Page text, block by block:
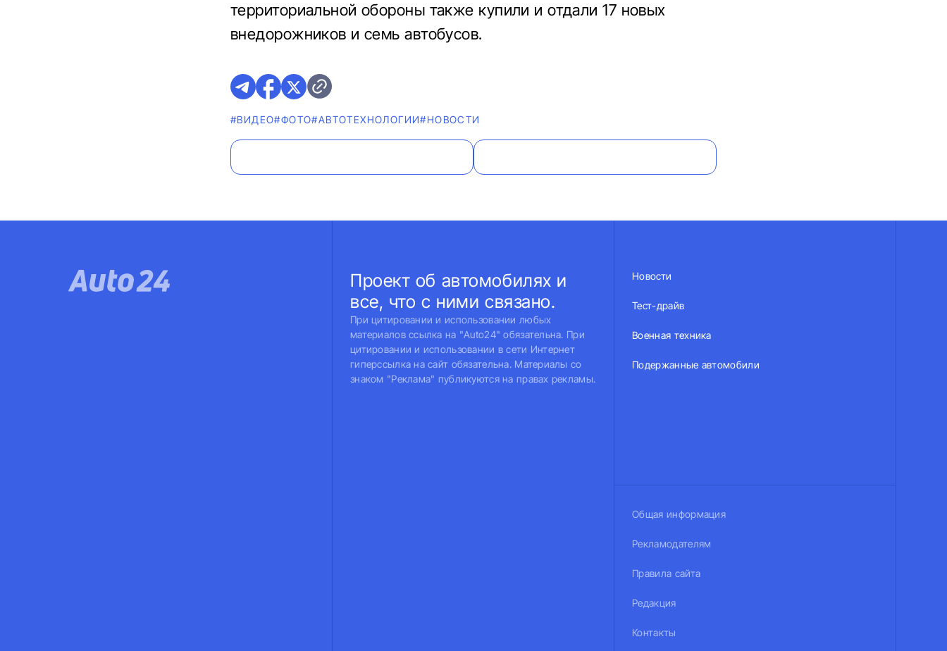
территориальной обороны также купили и отдали 17 новых
внедорожников и семь автобусов.
#ВИДЕО#ФОТО#АВТОТЕХНОЛОГИИ#НОВОСТИ
Проект об автомобилях и
все, что с ними связано.
При цитировании и использовании любых
материалов ссылка на "Auto24" обязательна. При
цитировании и использовании в сети Интернет
гиперссылка на сайт обязательна. Материалы со
знаком "Реклама" публикуются на правах рекламы.
Новости
Тест-драйв
Военная техника
Подержанные автомобили
Общая информация
Рекламодателям
Правила сайта
Редакция
Контакты